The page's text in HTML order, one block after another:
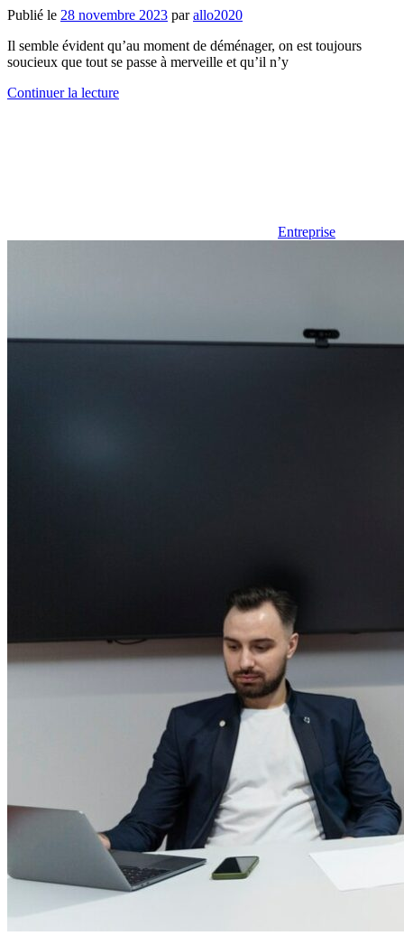
Publié le 28 novembre 2023 parallo2020
Il semble évident qu’au moment de déménager, on est toujours
soucieux que tout se passe à merveille et qu’il n’y
Continuer la lecture
Entreprise